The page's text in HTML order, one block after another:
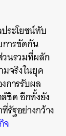
ระโยชน์ทับ
ารขัดกัน
วนรวมที่ผลัก
มจริงในยุค
การรับผล
ชิด อีกทั้งยัง
ฐอย่างกว้าง
จ